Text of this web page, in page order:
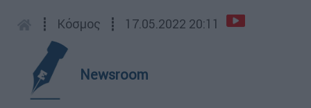
┋ Κόσμος ┋ 17.05.2022 20:11
Newsroom